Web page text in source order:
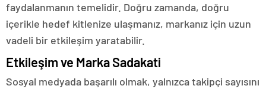
faydalanmanın temelidir. Doğru zamanda, doğru
içerikle hedef kitlenize ulaşmanız, markanız için uzun
vadeli bir etkileşim yaratabilir.
Etkileşim ve Marka Sadakati
Sosyal medyada başarılı olmak, yalnızca takipçi sayısını